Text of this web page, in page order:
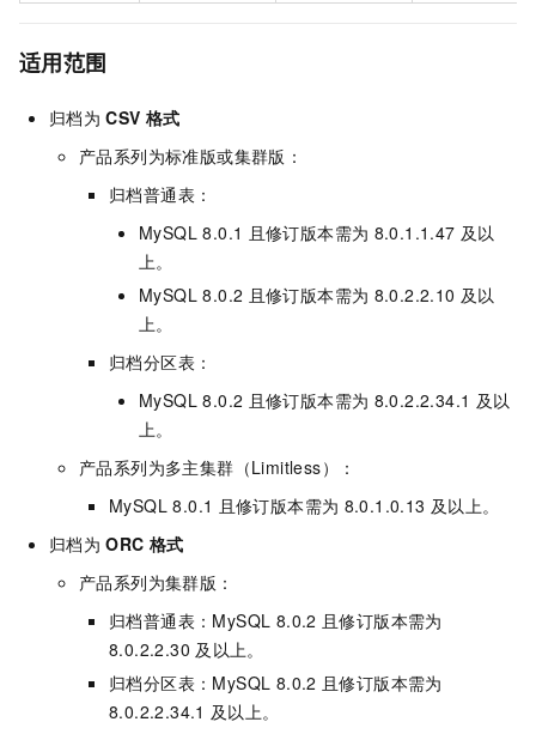
适用范围
归档为 CSV 格式
产品系列为标准版或集群版 ：
归档普通表：
MySQL 8.0.1 且修订版本需为 8.0.1.1.47 及以
上。
MySQL 8.0.2 且修订版本需为 8.0.2.2.10 及以
上。
归档分区表：
MySQL 8.0.2 且修订版本需为 8.0.2.2.34.1 及以
上。
产品系列为多主集群（Limitless）
：
MySQL 8.0.1 且修订版本需为 8.0.1.0.13 及以上。
归档为 ORC 格式
产品系列为集群版 ：
归档普通表： MySQL 8.0.2 且修订版本需为
8.0.2.2.30 及以上。
归档分区表： MySQL 8.0.2 且修订版本需为
8.0.2.2.34.1 及以上。